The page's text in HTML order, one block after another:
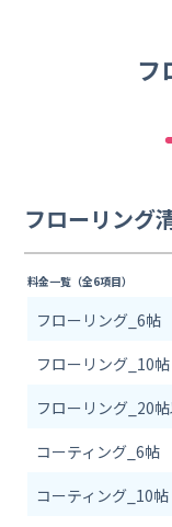
フ
フローリング
料金一覧（全6項目）
フローリング_6帖
フローリング_10帖
フローリング_20
コーティング_6帖
コーティング_10帖